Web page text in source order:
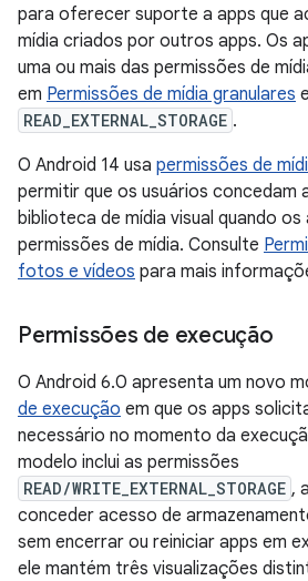
para oferecer suporte a apps que
mídia criados por outros apps. Os
uma ou mais das permissões de
em Permissões de mídia granulares
READ_EXTERNAL_STORAGE .
O Android 14 usa permissões de
permitir que os usuários concedam
biblioteca de mídia visual quando
permissões de mídia. Consulte
fotos e vídeos para mais
Permissões de execução
O Android 6.0 apresenta um novo
de execução em que os apps
necessário no momento da
modelo inclui as permissões
READ/WRITE_EXTERNAL_STORAGE ,
conceder acesso de
sem encerrar ou reiniciar apps em
ele mantém três visualizações